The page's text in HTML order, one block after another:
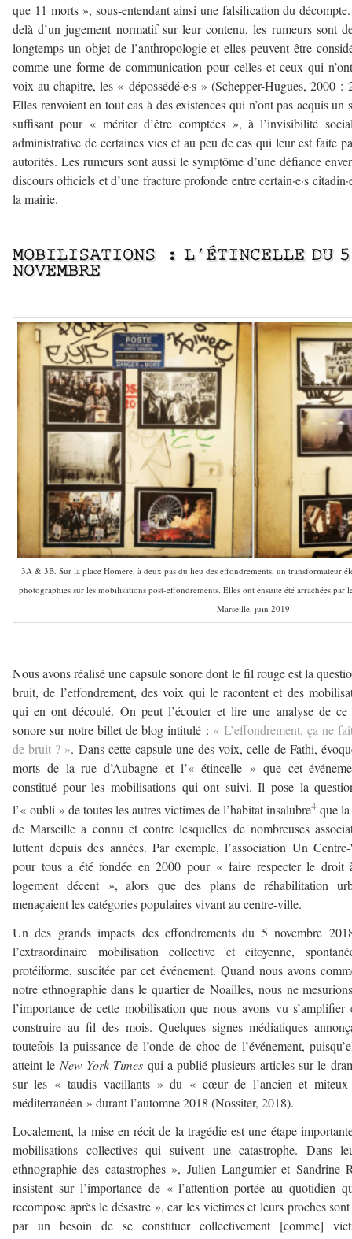
que 11 morts », sous-entendant ainsi une falsification du
delà d’un jugement normatif sur leur contenu, les rumeurs sont
longtemps un objet de l’anthropologie et elles peuvent être
comme une forme de communication pour celles et ceux qui
voix au chapitre, les « dépossédé·e·s » (Schepper-Hugues, 2000 :
Elles renvoient en tout cas à des existences qui n’ont pas acquis un
suffisant pour « mériter d’être comptées », à l’invisibilité
administrative de certaines vies et au peu de cas qui leur est faite
autorités. Les rumeurs sont aussi le symptôme d’une défiance
discours officiels et d’une fracture profonde entre certain·e·s
la mairie.
MOBILISATIONS : L’ÉTINCELLE DU 5
NOVEMBRE
3A & 3B. Sur la place Homère, à deux pas du lieu des effondrements, un transformateur
photographies sur les mobilisations post-effondrements. Elles ont ensuite été arrachées par
Marseille, juin 2019
Nous avons réalisé une capsule sonore dont le fil rouge est la
bruit, de l’effondrement, des voix qui le racontent et des
qui en ont découlé. On peut l’écouter et lire une analyse de ce
sonore sur notre billet de blog intitulé : « L’effondrement, ça ne
de bruit ? ». Dans cette capsule une des voix, celle de Fathi,
morts de la rue d’Aubagne et l’« étincelle » que cet
constitué pour les mobilisations qui ont suivi. Il pose la
l’« oubli » de toutes les autres victimes de l’habitat insalubre4 que
de Marseille a connu et contre lesquelles de nombreuses
luttent depuis des années. Par exemple, l’association Un
pour tous a été fondée en 2000 pour « faire respecter le droit
logement décent », alors que des plans de réhabilitation
menaçaient les catégories populaires vivant au centre-ville.
Un des grands impacts des effondrements du 5 novembre
l’extraordinaire mobilisation collective et citoyenne,
protéiforme, suscitée par cet événement. Quand nous avons
notre ethnographie dans le quartier de Noailles, nous ne
l’importance de cette mobilisation que nous avons vu s’amplifier
construire au fil des mois. Quelques signes médiatiques
toutefois la puissance de l’onde de choc de l’événement,
atteint le New York Times qui a publié plusieurs articles sur le
sur les « taudis vacillants » du « cœur de l’ancien et miteux
méditerranéen » durant l’automne 2018 (Nossiter, 2018).
Localement, la mise en récit de la tragédie est une étape
mobilisations collectives qui suivent une catastrophe. Dans
ethnographie des catastrophes », Julien Langumier et Sandrine
insistent sur l’importance de « l’attention portée au quotidien
recompose après le désastre », car les victimes et leurs proches
par un besoin de se constituer collectivement [comme]